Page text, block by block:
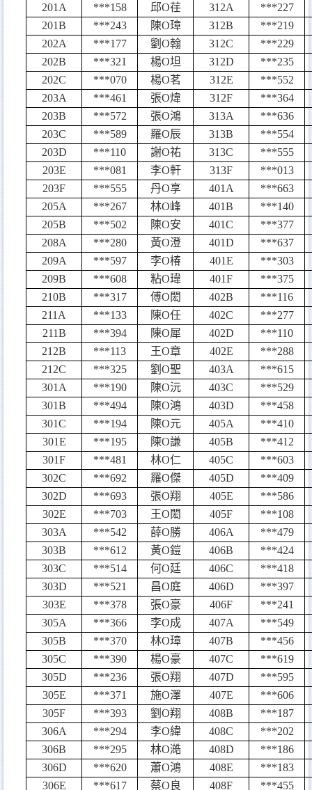
201A
***158 邱O荏 312A
***227
201B
***243 陳O璋 312B
***219
202A
***177 劉 O翰 312C
***229
202B
***321 楊O坦 312D
***235
202C
***070 楊O茗 312E
***552
203A
***461 張O煒 312F
***364
203B
***572 張O鴻 313A
***636
203C
***589 羅O辰 313B
***554
203D
***110 謝O祐 313C
***555
203E
***081 李O軒 313F
***013
203F
***555 丹O享 401A
***663
205A
***267 林O峰 401B
***140
205B
***502 陳O安 401C
***377
208A
***280 黃O澄 401D
***637
209A
***597 李O椿 401E
***303
209B
***608 粘O瑋 401F
***375
210B
***317 傅O閎 402B
***116
211A
***133 陳O任 402C
***277
211B
***394 陳O犀 402D
***110
212B
***113 王O章 402E
***288
212C
***325 劉 O聖 403A
***615
301A
***190 陳O沅 403C
***529
301B
***494 陳O鴻 403D
***458
301C
***194 陳O元 405A
***410
301E
***195 陳O謙 405B
***412
301F
***481 林O仁 405C
***603
302C
***692 羅O傑 405D
***409
302D
***693 張O翔 405E
***586
302E
***703 王O閎 405F
***108
303A
***542 薛O勝 406A
***479
303B
***612 黃O鎧 406B
***424
303C
***514 何O廷 406C
***418
303D
***521 昌O庭 406D
***397
303E
***378 張O豪 406F
***241
305A
***366 李O成 407A
***549
305B
***370 林O璋 407B
***456
305C
***390 楊O豪 407C
***619
305D
***236 張O翔 407D
***595
305E
***371 施O澤 407E
***606
305F
***393 劉 O翔 408B
***187
306A
***294 李O緯 408C
***202
306B
***295 林O澔 408D
***186
306D
***620 蕭O鴻 408E
***183
306E
***617 蔡O 良 408F
***455